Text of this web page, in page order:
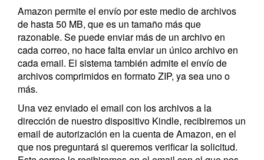
Amazon permite el envío por este medio de archivos
de hasta 50 MB, que es un tamaño más que
razonable. Se puede enviar más de un archivo en
cada correo, no hace falta enviar un único archivo en
cada email. El sistema también admite el envío de
archivos comprimidos en formato ZIP, ya sea uno o
más.
Una vez enviado el email con los archivos a la
dirección de nuestro dispositivo Kindle, recibiremos un
email de autorización en la cuenta de Amazon, en el
que nos preguntará si queremos verificar la solicitud.